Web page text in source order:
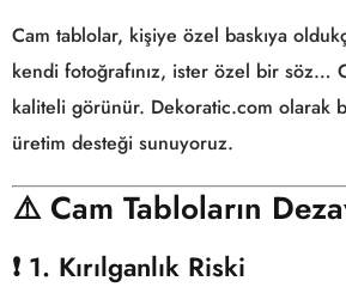
Cam tablolar, kişiye özel baskıya
kendi fotoğrafınız, ister özel bir söz…
kaliteli görünür. Dekoratic.com olarak
üretim desteği sunuyoruz.
⚠️ Cam Tabloların
❗ 1. Kırılganlık Riski